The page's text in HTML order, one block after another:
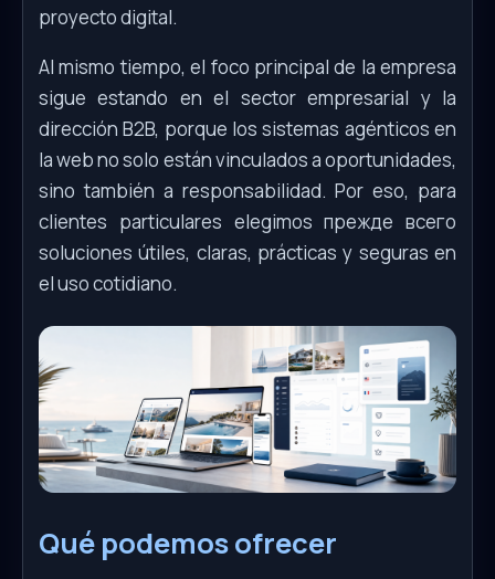
proyecto digital.
Al mismo tiempo, el foco principal de la empresa
sigue estando en el sector empresarial y la
dirección B2B, porque los sistemas agénticos en
la web no solo están vinculados a oportunidades,
sino también a responsabilidad. Por eso, para
clientes particulares elegimos прежде всего
soluciones útiles, claras, prácticas y seguras en
el uso cotidiano.
Qué podemos ofrecer